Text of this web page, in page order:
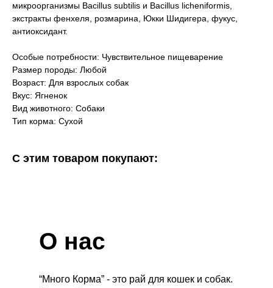
микроорганизмы Bacillus subtilis и Bacillus licheniformis,
экстракты фенхеля, розмарина, Юкки Шидигера, фукус,
антиоксидант.
Особые потребности: Чувствительное пищеварение
Размер породы: Любой
Возраст: Для взрослых собак
Вкус: Ягненок
Вид животного: Собаки
Тип корма: Сухой
С этим товаром покупают:
“Много Корма” - это рай для кошек и собак.
О нас